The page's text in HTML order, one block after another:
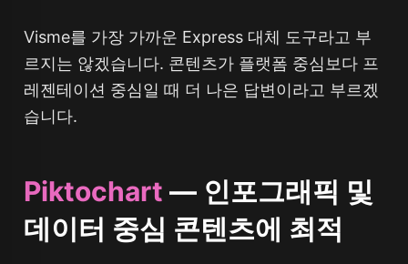
Visme를 가장 가까운 Express 대체 도구라고 부
르지는 않겠습니다. 콘텐츠가 플랫폼 중심보다 프
레젠테이션 중심일 때 더 나은 답변이라고 부르겠
습니다.
Piktochart — 인포그래픽 및
데이터 중심 콘텐츠에 최적